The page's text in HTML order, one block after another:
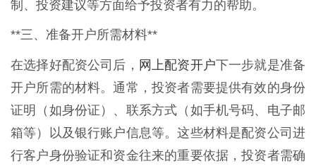
制、投资建议等方面给予投资者有力的帮助。
**三、准备开户所需材料**
在选择好配资公司后， 网上配资开户下一步就是准备
开户所需的材料。通常，投资者需要提供有效的身份
证明（如身份证）、联系方式（如手机号码、电子邮
箱等）以及银行账户信息等。这些材料是配资公司进
行客户身份验证和资金往来的重要依据，投资者需确